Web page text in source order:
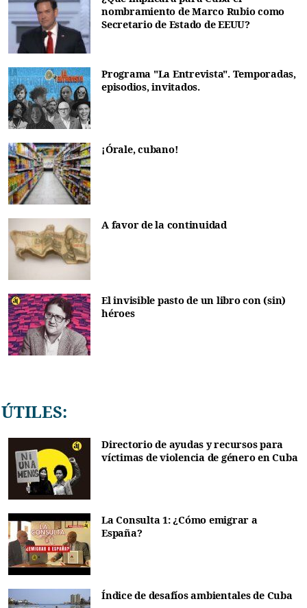
nombramiento de Marco Rubio como
Secretario de Estado de EEUU?
Programa "La Entrevista". Temporadas,
episodios, invitados.
¡Órale, cubano!
A favor de la continuidad
El invisible pasto de un libro con (sin)
héroes
ÚTILES:
Directorio de ayudas y recursos para
víctimas de violencia de género en Cuba
La Consulta 1: ¿Cómo emigrar a
España?
Índice de desafíos ambientales de Cuba